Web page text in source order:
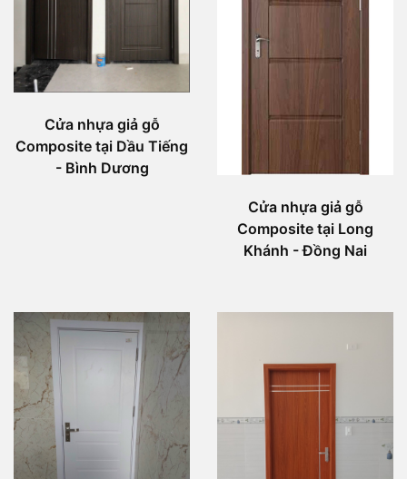
Cửa nhựa giả gỗ
Composite tại Dầu Tiếng
- Bình Dương
Cửa nhựa giả gỗ
Composite tại Long
Khánh - Đồng Nai